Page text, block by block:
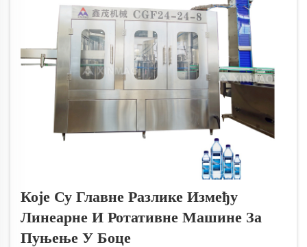
пуњење газирана пића је...
Које Су Главне Разлике Између
Линеарне И Ротативне Машине За
Пуњење У Боце